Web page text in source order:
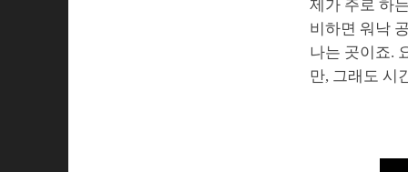
제가 주로 하
비하면 워낙
나는 곳이죠.
만, 그래도 시